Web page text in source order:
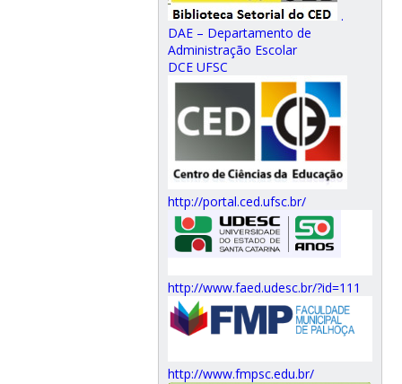
.
DAE – Departamento de
Administração Escolar
DCE UFSC
http://portal.ced.ufsc.br/
http://www.faed.udesc.br/?id=111
http://www.fmpsc.edu.br/